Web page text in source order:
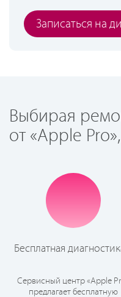
Записаться на
Выбирая
от «Apple
Бесплатная
Сервисный центр «Apple
предлагает бесплатную